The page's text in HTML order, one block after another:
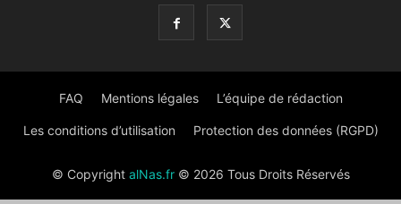
FAQ Mentions légales L’équipe de rédaction
Les conditions d’utilisation Protection des données (RGPD)
© Copyright alNas.fr© 2026 Tous Droits Réservés